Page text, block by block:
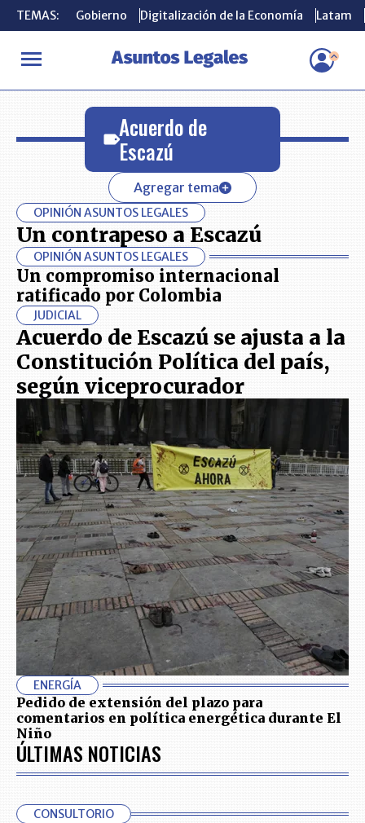
TEMAS: Gobierno Digitalización de la Economía Latam
INICIO Acuerdo de Escazú
TEMAS: Gobierno Digitalización de la Economía Latam
Acuerdo de
Escazú
Agregar tema
OPINIÓN ASUNTOS LEGALES
Un contrapeso a Escazú
OPINIÓN ASUNTOS LEGALES
Un compromiso internacional
ratificado por Colombia
JUDICIAL
Acuerdo de Escazú se ajusta a la
Constitución Política del país,
según viceprocurador
ENERGÍA
Pedido de extensión del plazo para
comentarios en política energética durante El
Niño
ÚLTIMAS NOTICIAS
CONSULTORIO